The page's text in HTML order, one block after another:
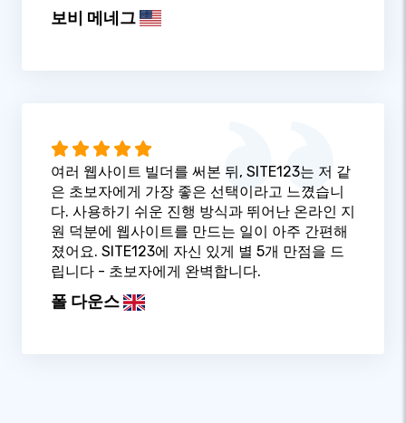
보비 메네그
여러 웹사이트 빌더를 써본 뒤, SITE123는 저 같
은 초보자에게 가장 좋은 선택이라고 느꼈습니
다. 사용하기 쉬운 진행 방식과 뛰어난 온라인 지
원 덕분에 웹사이트를 만드는 일이 아주 간편해
졌어요. SITE123에 자신 있게 별 5개 만점을 드
립니다 - 초보자에게 완벽합니다.
폴 다운스